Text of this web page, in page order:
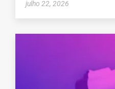
julho 22, 2026